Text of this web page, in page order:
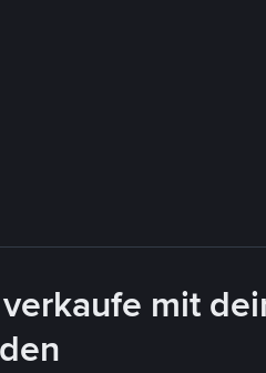
mit